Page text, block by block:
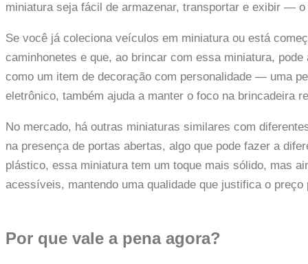
miniatura seja fácil de armazenar, transportar e exibir —
Se você já coleciona veículos em miniatura ou está
caminhonetes e que, ao brincar com essa miniatura,
como um item de decoração com personalidade — uma
eletrônico, também ajuda a manter o foco na brincadeira
No mercado, há outras miniaturas similares com
na presença de portas abertas, algo que pode fazer a
plástico, essa miniatura tem um toque mais sólido, mas
acessíveis, mantendo uma qualidade que justifica o
Por que vale a pena agora?